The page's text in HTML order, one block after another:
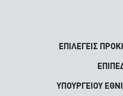
ΕΠΙΛΕΓEIΣ
ΥΠΟΥΡΓΕΙΟΥ